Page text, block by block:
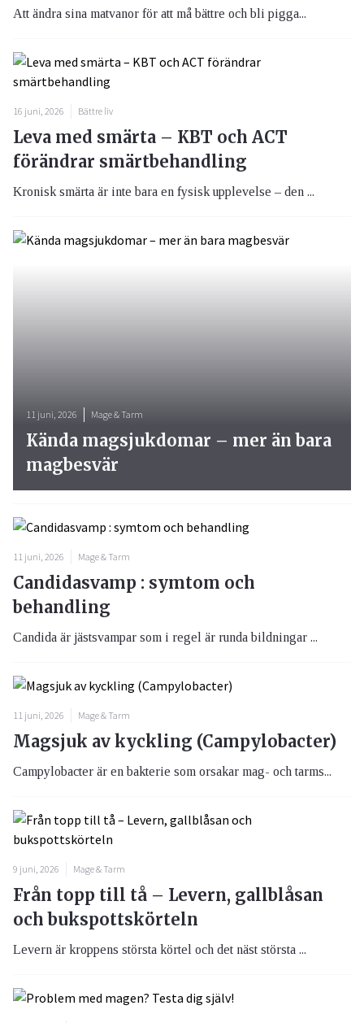
Att ändra sina matvanor för att må bättre och bli pigga...
16 juni, 2026 Bättre liv
Leva med smärta – KBT och ACT
förändrar smärtbehandling
Kronisk smärta är inte bara en fysisk upplevelse – den ...
11 juni, 2026 Mage & Tarm
Kända magsjukdomar – mer än bara
magbesvär
11 juni, 2026 Mage & Tarm
Candidasvamp : symtom och
behandling
Candida är jästsvampar som i regel är runda bildningar ...
11 juni, 2026 Mage & Tarm
Magsjuk av kyckling (Campylobacter)
Campylobacter är en bakterie som orsakar mag- och tarms...
9 juni, 2026 Mage & Tarm
Från topp till tå – Levern, gallblåsan
och bukspottskörteln
Levern är kroppens största körtel och det näst största ...